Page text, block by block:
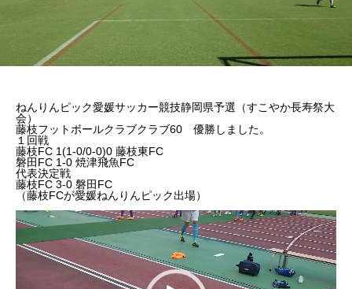
ねんりんピック愛媛サッカー競技静岡県予選（すこやか長寿祭大
会）
藤枝フットボールクラブクラブ60 優勝しました。
１回戦
藤枝FC 1(1-0/0-0)0 藤枝東FC
磐田FC 1-0 焼津飛魚FC
代表決定戦
藤枝FC 3-0 磐田FC
（藤枝FCが愛媛ねんりんピック出場）
動
画
レ